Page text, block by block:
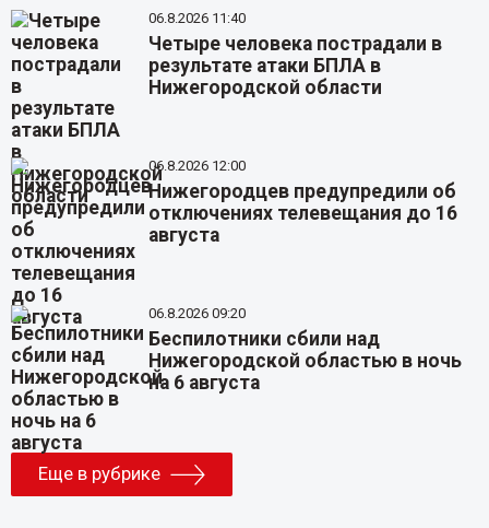
06.8.2026 11:40
Четыре человека пострадали в
результате атаки БПЛА в
Нижегородской области
06.8.2026 12:00
Нижегородцев предупредили об
отключениях телевещания до 16
августа
06.8.2026 09:20
Беспилотники сбили над
Нижегородской областью в ночь
на 6 августа
Еще в рубрике